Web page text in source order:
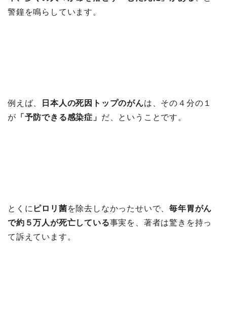
警鐘を鳴らしています。
例えば、 日本人の死因トップのがんは、その４分の１
が 「予防できる感染症」 だ、ということです。
とくに ピロリ菌を除去しなかったせいで、毎年胃がん
で約５万人が死亡している事実を、著者は驚きを持っ
て訴えています。